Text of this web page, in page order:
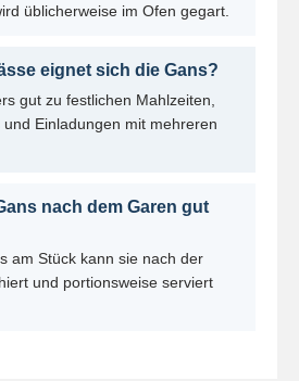
üblicherweise im Ofen gegart.
eignet sich die Gans?
gut zu festlichen Mahlzeiten,
Einladungen mit mehreren
nach dem Garen gut
am Stück kann sie nach der
und portionsweise serviert